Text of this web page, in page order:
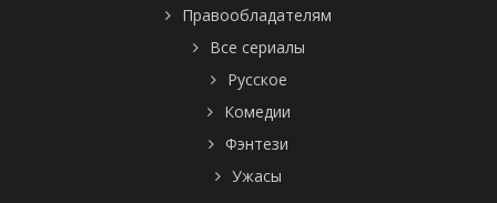
Правообладателям
Все сериалы
Русское
Комедии
Фэнтези
Ужасы